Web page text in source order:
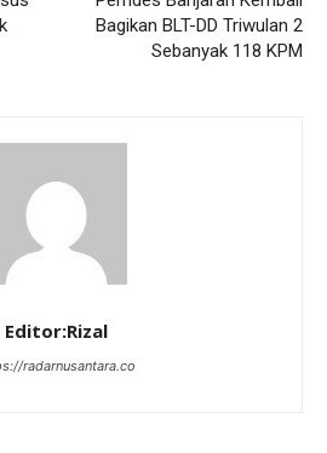
Bagikan BLT-DD Triwulan 2
Sebanyak 118 KPM
Editor:Rizal
radarnusantara.co